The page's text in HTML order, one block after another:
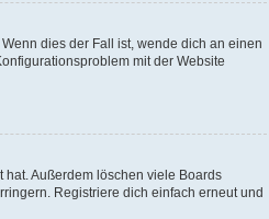
dies der Fall ist, wende dich an einen
mit der Website
Außerdem löschen viele Boards
Registriere dich einfach erneut und